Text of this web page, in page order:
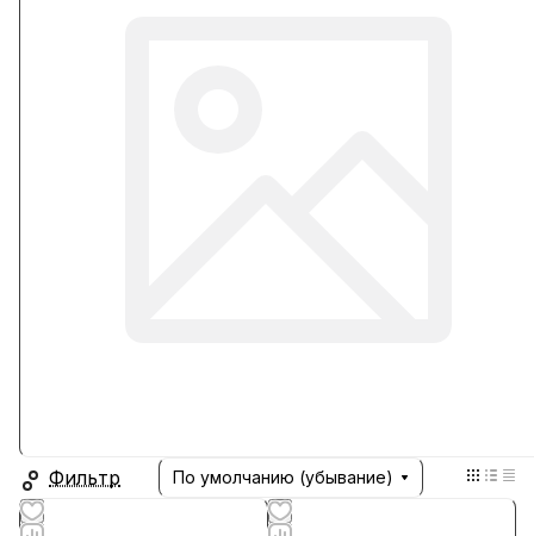
Фильтр По умолчанию (убывание)